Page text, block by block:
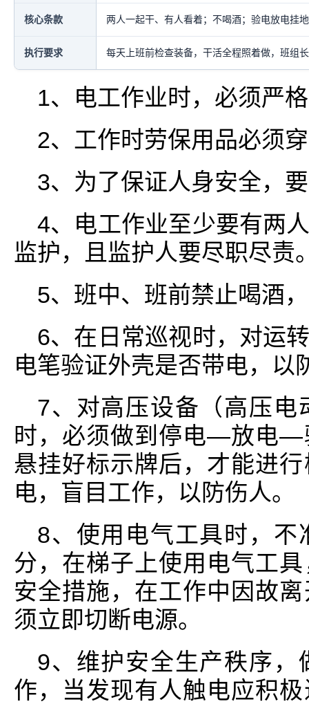
核心条款 两人一起干、有人看着；不喝酒；验电放电挂
执行要求 每天上班前检查装备，干活全程照着做，班组
1、电工作业时，必须严
2、工作时劳保用品必须
3、为了保证人身安全，
4、电工作业至少要有两
监护，且监护人要尽职尽责
5、班中、班前禁止喝酒
6、在日常巡视时，对运
电笔验证外壳是否带电，以
7、对高压设备（高压电
时，必须做到停电—放电—
悬挂好标示牌后，才能进
电，盲目工作，以防伤人。
8、使用电气工具时，不
分，在梯子上使用电气工
安全措施，在工作中因故
须立即切断电源。
9、维护安全生产秩序，
作，当发现有人触电应积